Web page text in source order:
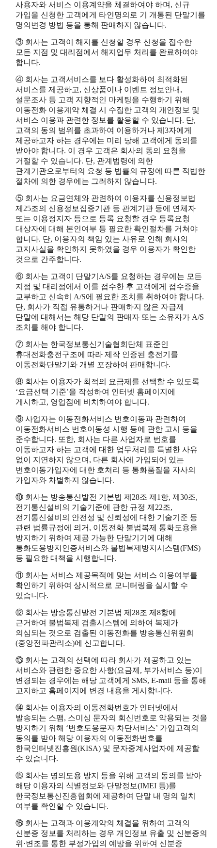
사용자와 서비스 이용계약을 체결하여야 하며, 신규
가입을 신청한 고객에게 타인명의로 기 개통된 단말기를
명의변경 방법 등을 통해 판매하지 않습니다.
③ 회사는 고객이 해지를 신청할 경우 신청을 접수한
모든 지점 및 대리점에서 해지업무 처리를 완료하여야
합니다.
④ 회사는 고객서비스를 보다 활성화하여 최적화된
서비스를 제공하고, 신상품이나 이벤트 정보안내,
설문조사 등 고객 지향적인 마케팅을 수행하기 위해
이동전화 이용계약 체결 시 수집한 고객의 개인정보 및
서비스 이용과 관련한 정보를 활용할 수 있습니다. 단,
고객의 동의 범위를 초과하여 이용하거나 제3자에게
제공하고자 하는 경우에는 미리 당해 고객에게 동의를
받아야 합니다. 이 경우 고객은 회사의 동의 요청을
거절할 수 있습니다. 단, 관계법령에 의한
관계기관으로부터의 요청 등 법률의 규정에 따른 적법한
절차에 의한 경우에는 그러하지 않습니다.
⑤ 회사는 요금연체와 관련하여 이용자를 신용정보법
제25조의 신용정보집중기관 등 관계기관 등에 연체자
또는 이용정지자 등으로 등록 요청할 경우 등록요청
대상자에 대해 본인여부 등 필요한 확인절차를 거쳐야
합니다. 단, 이용자의 책임 있는 사유로 인해 회사의
고지사실을 확인하지 못하였을 경우 이용자가 확인한
것으로 간주합니다.
⑥ 회사는 고객이 단말기A/S를 요청하는 경우에는 모든
지점 및 대리점에서 이를 접수한 후 고객에게 접수증을
교부하고 신속히 A/S에 필요한 조치를 취하여야 합니다.
단, 회사가 직접 유통하거나 판매하지 않은 자급제
단말에 대해서는 해당 단말의 판매자 또는 소유자가 A/S
조치를 해야 합니다.
⑦ 회사는 한국정보통신기술협회단체 표준인
휴대전화충전구조에 따라 제작 인증된 충전기를
이동전화단말기와 개별 포장하여 판매합니다.
⑧ 회사는 이용자가 최적의 요금제를 선택할 수 있도록
‘요금선택 기준’을 작성하여 인터넷 홈페이지에
게시하고, 영업점에 비치하여야 합니다.
⑨ 사업자는 이동전화서비스 번호이동과 관련하여
이동전화서비스 번호이동성 시행 등에 관한 고시 등을
준수합니다. 또한, 회사는 다른 사업자로 번호를
이동하고자 하는 고객에 대한 업무처리를 특별한 사유
없이 지연하지 않으며, 다른 회사에 가입되어 있는
번호이동가입자에 대한 호처리 등 통화품질을 자사의
가입자와 차별하지 않습니다.
⑩ 회사는 방송통신발전 기본법 제28조 제1항, 제30조,
전기통신설비의 기술기준에 관한 규정 제22조,
전기통신설비의 안전성 및 신뢰성에 대한 기술기준 등
관련 법률규정에 의거, 이동전화 불법복제 통화도용을
방지하기 위하여 제공 가능한 단말기기에 대해
통화도용방지인증서비스와 불법복제방지시스템(FMS)
등 필요한 대책을 시행합니다.
⑪ 회사는 서비스 제공목적에 맞는 서비스 이용여부를
확인하기 위하여 상시적으로 모니터링을 실시할 수
있습니다.
⑫ 회사는 방송통신발전 기본법 제28조 제8항에
근거하여 불법복제 검출시스템에 의하여 복제가
의심되는 것으로 검출된 이동전화를 방송통신위원회
(중앙전파관리소)에 신고합니다.
⑬ 회사는 고객의 선택에 따라 회사가 제공하고 있는
서비스와 관련한 중요한 사항(요금제, 부가서비스 등)이
변경되는 경우에는 해당 고객에게 SMS, E-mail 등을 통해
고지하고 홈페이지에 변경 내용을 게시합니다.
⑭ 회사는 이용자의 이동전화번호가 인터넷에서
발송되는 스팸, 스미싱 문자의 회신번호로 악용되는 것을
방지하기 위해 ‘번호도용문자 차단서비스’ 가입고객의
동의를 받아 해당 이용자의 이동전화번호를
한국인터넷진흥원(KISA) 및 문자중계사업자에 제공할
수 있습니다.
⑮ 회사는 명의도용 방지 등을 위해 고객의 동의를 받아
해당 이용자의 식별정보와 단말정보(IMEI 등)를
한국정보통신진흥협회에 제공하여 단말 내 명의 일치
여부를 확인할 수 있습니다.
⑯ 회사는 고객과 이용계약의 체결을 위하여 고객의
신분증 정보를 처리하는 경우 개인정보 유출 및 신분증의
위·변조를 통한 부정가입의 예방을 위하여 신분증